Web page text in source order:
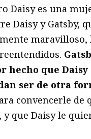
Daisy es una
Daisy y Gatsby,
hecho que
ser de otra
convencerle de
y que Daisy le